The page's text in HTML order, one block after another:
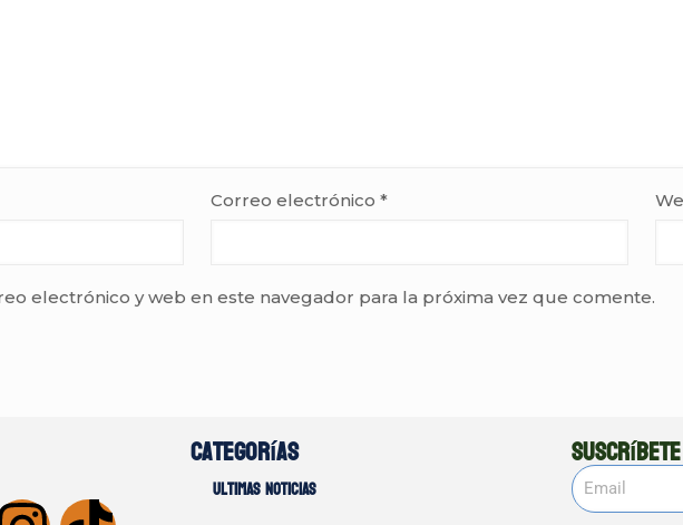
Correo electrónico*
electrónico y web en este navegador para la próxima vez que comente.
Categorías
Ultimas noticias